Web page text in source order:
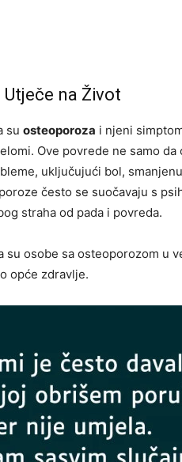
na Život
su osteoporoza i njeni
Ove povrede ne samo
uključujući bol,
često se suočavaju s
straha od pada i povreda.
su osobe sa osteoporozom u
opće zdravlje.